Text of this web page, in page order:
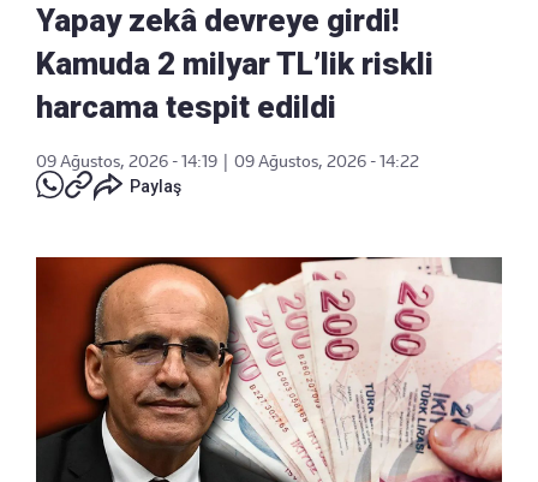
Yapay zekâ devreye girdi!
Kamuda 2 milyar TL’lik riskli
harcama tespit edildi
09 Ağustos, 2026 - 14:19
09 Ağustos, 2026 - 14:22
Paylaş